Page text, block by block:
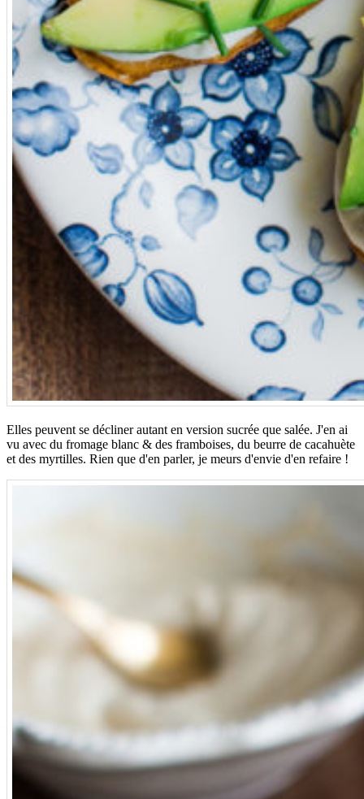
Elles peuvent se décliner autant en version sucrée que salée. J'en ai
vu avec du fromage blanc & des framboises, du beurre de cacahuète
et des myrtilles. Rien que d'en parler, je meurs d'envie d'en refaire !